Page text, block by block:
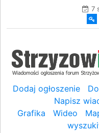
7
Dodaj ogłoszenie
Napisz
Grafika
Wideo